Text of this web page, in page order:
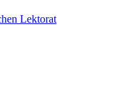
Lektorat